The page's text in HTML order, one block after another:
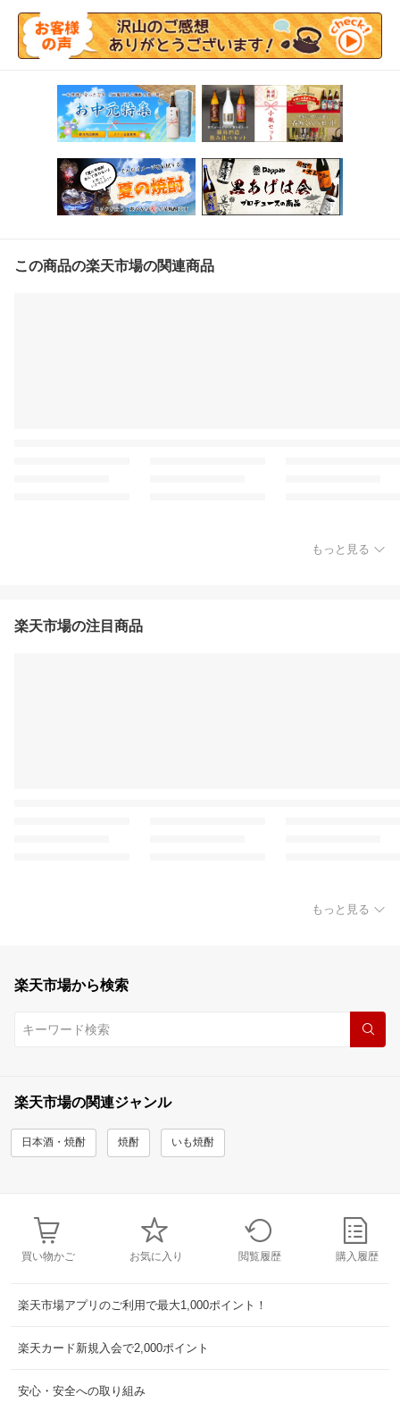
この商品の楽天市場の関連商品
もっと見る
楽天市場の注目商品
もっと見る
楽天市場から検索
楽天市場の関連ジャンル
日本酒・焼酎 焼酎 いも焼酎
買い物かご お気に入り 閲覧履歴 購入履歴
楽天市場アプリのご利用で最大1,000ポイント！
楽天カード新規入会で2,000ポイント
安心・安全への取り組み